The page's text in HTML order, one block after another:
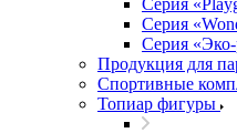
Серия
Серия
Серия
Продукция для
Спортивные
Топиар фигуры